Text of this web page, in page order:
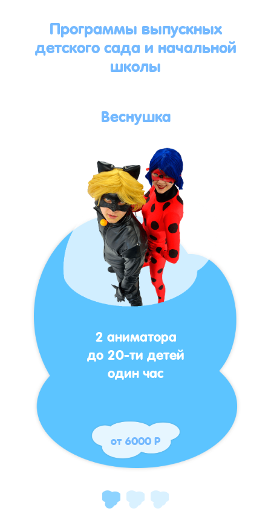
Программы выпускных
детского сада и начальной
школы
Веснушка
2 аниматора
до 20-ти детей
один час
от 6000 Р